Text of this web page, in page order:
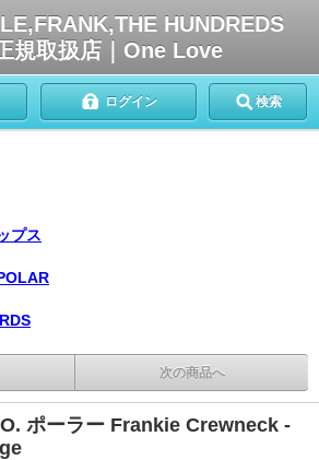
HUNDREDS
規取扱店｜One Love
ログイン 検索
プス
次の商品へ
ポーラー Frankie Crewneck -